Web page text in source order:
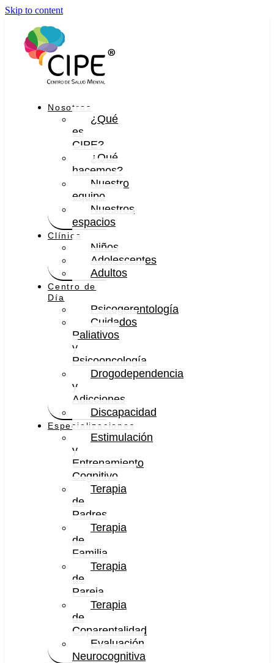
Skip to content
Nosotros
¿Qué
es
CIPE?
¿Qué
hacemos?
Nuestro
equipo
Nuestros
espacios
Clínica
Niños
Adolescentes
Adultos
Centro de
Día
Psicogerentología
Cuidados
Paliativos
y
Psicooncología
Drogodependencia
y
Adicciones
Discapacidad
Especializaciones
Estimulación
y
Entrenamiento
Cognitivo
Terapia
de
Padres
Terapia
de
Familia
Terapia
de
Pareja
Terapia
de
Coparentalidad
Evaluación
Neurocognitiva